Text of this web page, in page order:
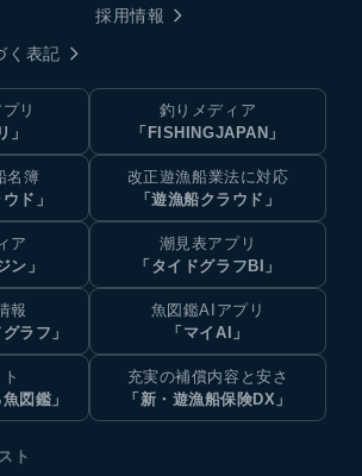
採用情報
く表記
リ
」
釣りメディア
「FISHINGJAPAN」
名簿
ド」
改正遊漁船業法に対応
「遊漁船クラウド」
ア
ン」
潮見表アプリ
「タイドグラフBI」
報
ラフ」
魚図鑑AIアプリ
「マイAI」
図鑑」
充実の補償内容と安さ
「新・遊漁船保険DX」
ト